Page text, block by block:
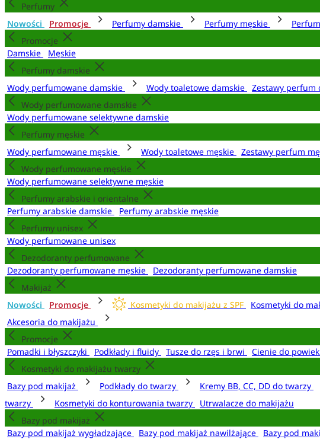
Perfumy
Nowości
Promocje Perfumy damskie Perfumy męskie
Promocje
Damskie
Męskie
Perfumy damskie
Wody perfumowane damskie
Wody toaletowe damskie
Zestawy perfum
Wody perfumowane damskie
Wody perfumowane selektywne damskie
Perfumy męskie
Wody perfumowane męskie
Wody toaletowe męskie
Zestawy perfum
Wody perfumowane męskie
Wody perfumowane selektywne męskie
Perfumy arabskie i orientalne
Perfumy arabskie damskie
Perfumy arabskie męskie
Perfumy unisex
Wody perfumowane unisex
Dezodoranty perfumowane
Dezodoranty perfumowane męskie
Dezodoranty perfumowane damskie
Makijaż
Nowości
Promocje Kosmetyki do makijażu z SPF Kosmetyki do
Akcesoria do makijażu
Promocje
Pomadki i błyszczyki
Podkłady i fluidy Tusze do rzęs i brwi Cienie do
Kosmetyki do makijażu twarzy
Bazy pod makijaż
Podkłady do twarzy Kremy BB, CC, DD do twarzy
twarzy
Kosmetyki do konturowania twarzy
Utrwalacze do makijażu
Bazy pod makijaż
Bazy pod makijaż wygładzające
Bazy pod makijaż nawilżające Bazy pod